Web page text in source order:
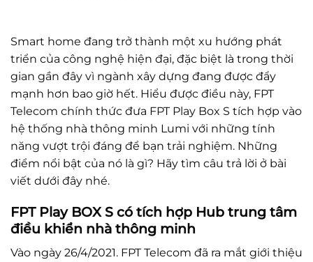
Smart home đang trở thành một xu hướng phát
triển của công nghệ hiện đại, đặc biệt là trong thời
gian gần đây vì ngành xây dựng đang được đẩy
mạnh hơn bao giờ hết. Hiểu được điều này, FPT
Telecom chính thức đưa FPT Play Box S tích hợp vào
hệ thống nhà thông minh Lumi với những tính
năng vượt trội đáng để bạn trải nghiệm. Những
điểm nổi bật của nó là gì? Hãy tìm câu trả lời ở bài
viết dưới đây nhé.
FPT Play BOX S có tích hợp Hub trung tâm
điều khiển nhà thông minh
Vào ngày 26/4/2021. FPT Telecom đã ra mắt giới thiệu